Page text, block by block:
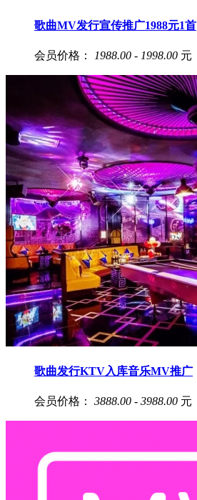
歌曲MV发行宣传推广1988元1首
会员价格： 1988.00 - 1998.00 元
歌曲发行KTV入库音乐MV推广
会员价格： 3888.00 - 3988.00 元